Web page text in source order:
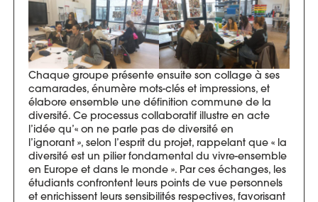
Chaque groupe présente ensuite son collage à ses
camarades, énumère mots-clés et impressions, et
élabore ensemble une définition commune de la
diversité. Ce processus collaboratif illustre en acte
l’idée qu’« on ne parle pas de diversité en
l’ignorant », selon l’esprit du projet, rappelant que « la
diversité est un pilier fondamental du vivre-ensemble
en Europe et dans le monde ». Par ces échanges, les
étudiants confrontent leurs points de vue personnels
et enrichissent leurs sensibilités respectives, favorisant